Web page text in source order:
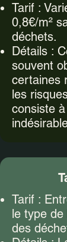
Tarif :
0,8€/m²
déchets.
Détails :
souvent
certaines
les
consiste
Tarif :
le type
des